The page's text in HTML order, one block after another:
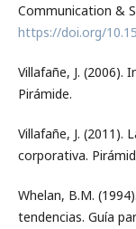
Communication &
https://doi.org/
Villafañe, J. (2006).
Pirámide.
Villafañe, J. (2011).
corporativa.
Whelan, B.M.
tendencias. Guía